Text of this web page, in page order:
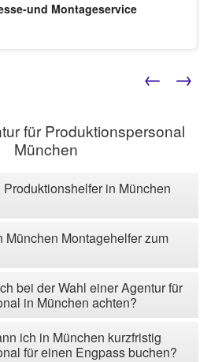
und Montageservice
← →
für Produktionspersonal
München
Produktionshelfer in München
München Montagehelfer zum
bei der Wahl einer Agentur für
in München achten?
ich in München kurzfristig
für einen Engpass buchen?